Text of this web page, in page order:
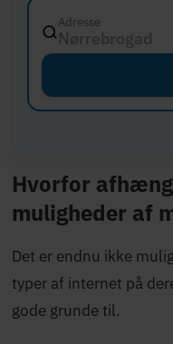
Adresse
Store
Hvorfor
muligheder af
Det er endnu ikke
typer af internet på
gode grunde til.